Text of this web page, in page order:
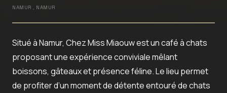
NAMUR , NAMUR
Situé à Namur, Chez Miss Miaouw est un café à chats
proposant une expérience conviviale mêlant
boissons, gâteaux et présence féline. Le lieu permet
de profiter d’un moment de détente entouré de chats